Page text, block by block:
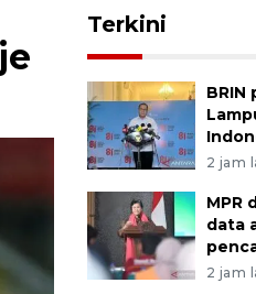
Terkini
2 jam
MPR
data
2 jam